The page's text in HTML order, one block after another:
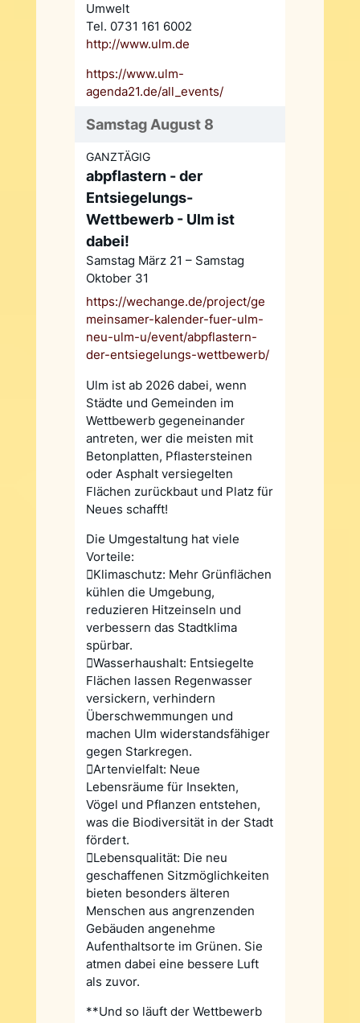
Umwelt
Tel. 0731 161 6002
http://www.ulm.de
https://www.ulm-
agenda21.de/all_events/
Samstag August 8
GANZTÄGIG
abpflastern - der
Entsiegelungs-
Wettbewerb - Ulm ist
dabei!
Samstag März 21 – Samstag
Oktober 31
https://wechange.de/project/ge
meinsamer-kalender-fuer-ulm-
neu-ulm-u/event/abpflastern-
der-entsiegelungs-wettbewerb/
Ulm ist ab 2026 dabei, wenn
Städte und Gemeinden im
Wettbewerb gegeneinander
antreten, wer die meisten mit
Betonplatten, Pflastersteinen
oder Asphalt versiegelten
Flächen zurückbaut und Platz für
Neues schafft!
Die Umgestaltung hat viele
Vorteile:
Klimaschutz: Mehr Grünflächen
kühlen die Umgebung,
reduzieren Hitzeinseln und
verbessern das Stadtklima
spürbar.
Wasserhaushalt: Entsiegelte
Flächen lassen Regenwasser
versickern, verhindern
Überschwemmungen und
machen Ulm widerstandsfähiger
gegen Starkregen.
Artenvielfalt: Neue
Lebensräume für Insekten,
Vögel und Pflanzen entstehen,
was die Biodiversität in der Stadt
fördert.
Lebensqualität: Die neu
geschaffenen Sitzmöglichkeiten
bieten besonders älteren
Menschen aus angrenzenden
Gebäuden angenehme
Aufenthaltsorte im Grünen. Sie
atmen dabei eine bessere Luft
als zuvor.
**Und so läuft der Wettbewerb